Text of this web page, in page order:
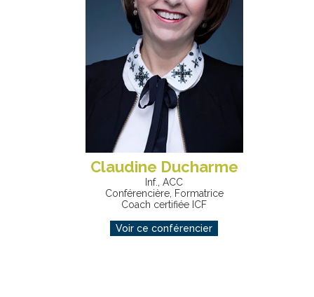
Claudine Ducharme
Inf., ACC
Conférencière, Formatrice
Coach certifiée ICF
Voir ce conférencier